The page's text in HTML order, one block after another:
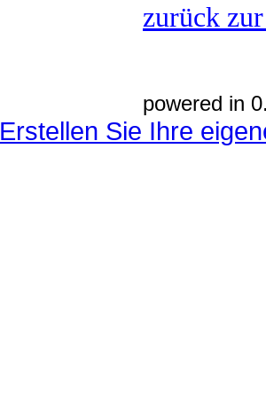
zurück
powered in
Erstellen Sie Ihre